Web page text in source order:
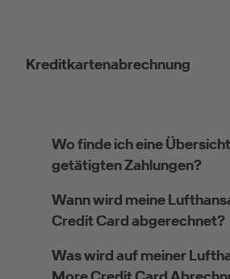
Kreditkartenabrechnung
Wo finde ich eine
getätigten Zahlungen?
Wann wird meine
Credit Card abgerechnet?
Was wird auf meiner